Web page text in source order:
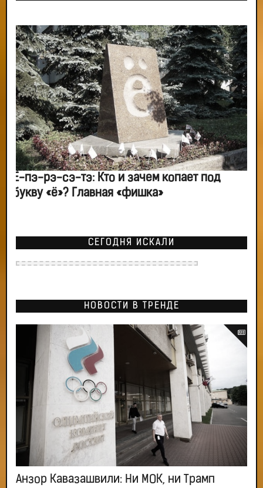
Ё-пэ-рэ-сэ-тэ: Кто и зачем копает под
букву «ё»? Главная «фишка»
СЕГОДНЯ ИСКАЛИ
НОВОСТИ В ТРЕНДЕ
Анзор Кавазашвили: Ни МОК, ни Трамп